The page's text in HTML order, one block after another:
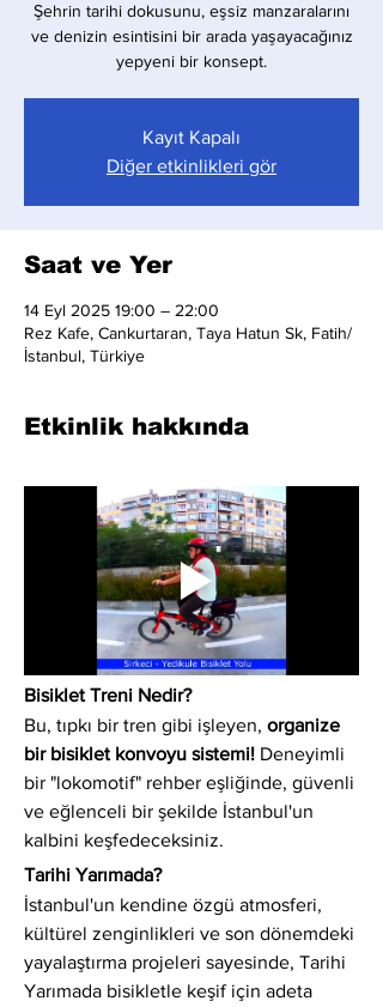
Şehrin tarihi dokusunu, eşsiz manzaralarını
ve denizin esintisini bir arada yaşayacağınız
yepyeni bir konsept.
Kayıt Kapalı
Diğer etkinlikleri gör
Saat ve Yer
14 Eyl 2025 19:00 – 22:00
Rez Kafe, Cankurtaran, Taya Hatun Sk, Fatih/
İstanbul, Türkiye
Etkinlik hakkında
Bisiklet Treni Nedir?
Bu, tıpkı bir tren gibi işleyen, organize
bir bisiklet konvoyu sistemi! Deneyimli
bir "lokomotif" rehber eşliğinde, güvenli
ve eğlenceli bir şekilde İstanbul'un
kalbini keşfedeceksiniz.
Tarihi Yarımada?
İstanbul'un kendine özgü atmosferi,
kültürel zenginlikleri ve son dönemdeki
yayalaştırma projeleri sayesinde, Tarihi
Yarımada bisikletle keşif için adeta